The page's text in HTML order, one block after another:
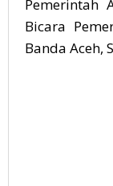
Pemerintah
Bicara
Banda Aceh,